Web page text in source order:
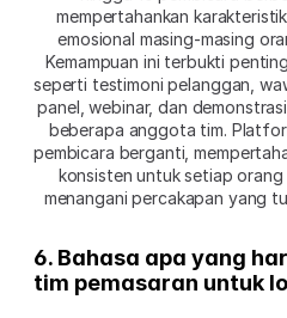
mempertahankan
emosional masing-masing
Kemampuan ini terbukti
seperti testimoni pelanggan,
panel, webinar, dan
beberapa anggota tim.
pembicara berganti,
konsisten untuk setiap
menangani percakapan yang
6. Bahasa apa yang
tim pemasaran untuk